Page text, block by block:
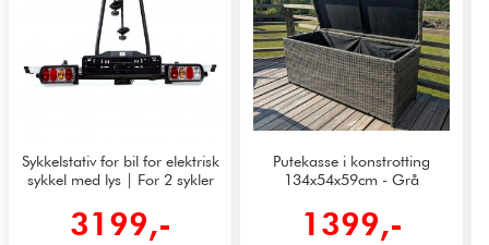
Sykkelstativ for bil for elektrisk
sykkel med lys | For 2 sykler
3199,-
Putekasse i konstrotting
134x54x59cm - Grå
1399,-